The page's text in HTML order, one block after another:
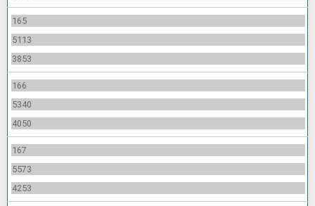
165
5113
3853
166
5340
4050
167
5573
4253